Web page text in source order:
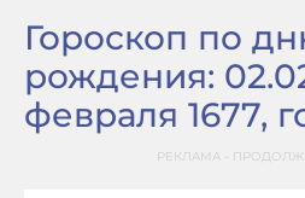
Гороскоп по
рождения:
февраля 1677,
РЕКЛАМА -